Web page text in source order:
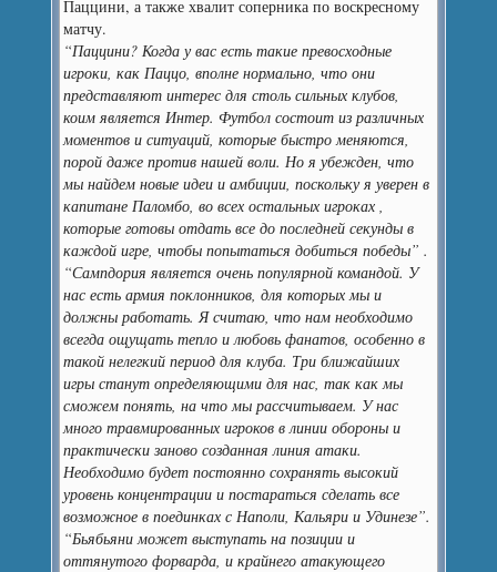
Паццини, а также хвалит соперника по воскресному
матчу.
“Паццини? Когда у вас есть такие превосходные
игроки, как Паццо, вполне нормально, что они
представляют интерес для столь сильных клубов,
коим является Интер. Футбол состоит из различных
моментов и ситуаций, которые быстро меняются,
порой даже против нашей воли. Но я убежден, что
мы найдем новые идеи и амбиции, поскольку я уверен в
капитане Паломбо, во всех остальных игроках ,
которые готовы отдать все до последней секунды в
каждой игре, чтобы попытаться добиться победы” .
“Сампдория является очень популярной командой. У
нас есть армия поклонников, для которых мы и
должны работать. Я считаю, что нам необходимо
всегда ощущать тепло и любовь фанатов, особенно в
такой нелегкий период для клуба. Три ближайших
игры станут определяющими для нас, так как мы
сможем понять, на что мы рассчитываем. У нас
много травмированных игроков в линии обороны и
практически заново созданная линия атаки.
Необходимо будет постоянно сохранять высокий
уровень концентрации и постараться сделать все
возможное в поединках с Наполи, Кальяри и Удинезе”.
“Бьябьяни может выступать на позиции и
оттянутого форварда, и крайнего атакующего